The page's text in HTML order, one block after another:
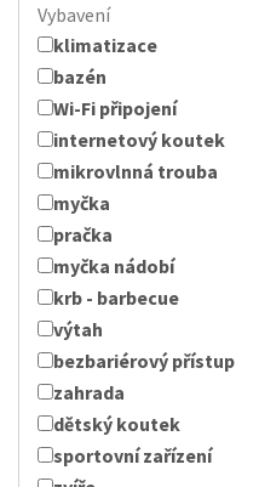
Vybavení
klimatizace
bazén
Wi-Fi připojení
internetový koutek
mikrovlnná trouba
myčka
pračka
myčka nádobí
krb - barbecue
výtah
bezbariérový přístup
zahrada
dětský koutek
sportovní zařízení